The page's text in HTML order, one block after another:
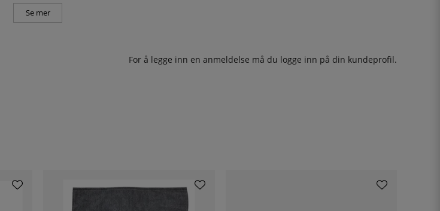
Se mer
For å legge inn en anmeldelse må du logge inn på din kundeprofil.